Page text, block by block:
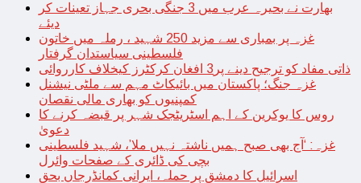
بھارت نے بحیرہ عرب میں 3 جنگی بحری جہاز تعینات کر
دیئے
غزہ پر بمباری سے مزید 250 شہید ، رملہ میں خاتون
فلسطینی سیاستدان گرفتار
ذاتی مفاد کو ترجیح دینے پر3 افغان کرکٹرز کیخلاف کارروائی
غزہ جنگ؛ پاکستان میں بائیکاٹ مہم سے ملٹی نیشنل
کمپنیوں کو بھاری مالی نقصان
روس کا یوکرین کے اہم اسٹریٹجک شہر پر قبضہ کرنے کا
دعویٰ
غزہ: ‘آج بھی صبح ہمیں ناشتہ نہیں ملا’، شہید فلسطینی
بچی کی ڈائری کے صفحات وائرل
اسرائیل کا دمشق پر حملہ، ایرانی کمانڈرجاں بحق